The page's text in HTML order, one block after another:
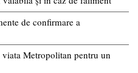
de confirmare a
Metropolitan pentru un